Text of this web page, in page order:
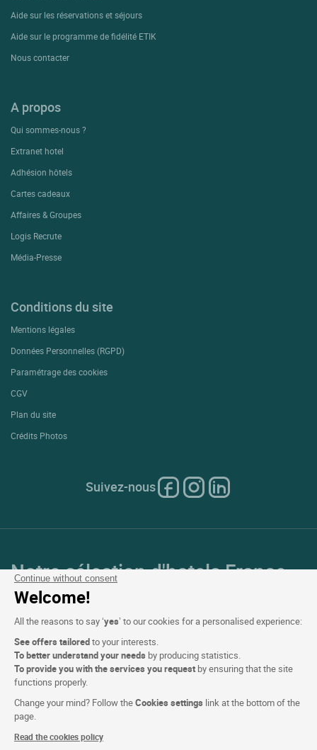
Continue without consent
Welcome!
All the reasons to say ‘yes’ to our cookies for a personalised experience:
See offers tailoredto your interests.
To better understand your needs by producing statistics.
To provide you with the services you request by ensuring that the site
functions properly.
Change your mind? Follow theCookies settings link at the bottom of the
page.
Read the cookies policy
Aide sur les réservations et séjours
Aide sur le programme de fidélité ETIK
Nous contacter
A propos
Qui sommes-nous ?
Extranet hotel
Adhésion hôtels
Cartes cadeaux
Affaires & Groupes
Logis Recrute
Média-Presse
Conditions du site
Mentions légales
Données Personnelles (RGPD)
Paramétrage des cookies
CGV
Plan du site
Crédits Photos
Suivez-nous
Notre sélection d'hotels France
et en Europe
Top Pays
Top Régions
Top Villes
Top Hotels